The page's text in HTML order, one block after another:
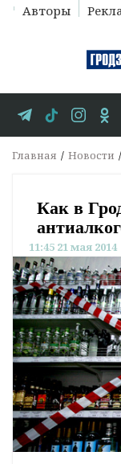
Авторы
Главная Новости
Как в
11:45 21 мая 2014